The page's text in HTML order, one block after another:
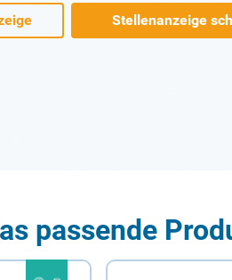
Stellenanzeige
passende